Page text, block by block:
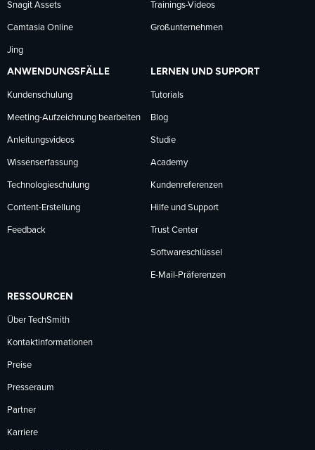
Snagit Assets
Camtasia Online
Jing
Trainings-Videos
Großunternehmen
ANWENDUNGSFÄLLE
Kundenschulung
Meeting-Aufzeichnung bearbeiten
Anleitungsvideos
Wissenserfassung
Technologieschulung
Content-Erstellung
Feedback
LERNEN UND SUPPORT
Tutorials
Blog
Studie
Academy
Kundenreferenzen
Hilfe und Support
Trust Center
Softwareschlüssel
E-Mail-Präferenzen
RESSOURCEN
Über TechSmith
Kontaktinformationen
Preise
Presseraum
Partner
Karriere